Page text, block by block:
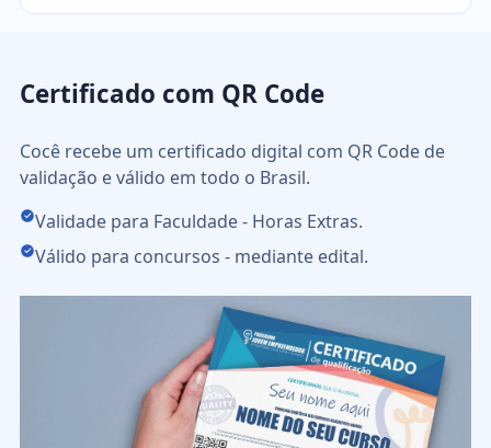
Certificado com QR Code
Cocê recebe um certificado digital com QR Code de
validação e válido em todo o Brasil.
Validade para Faculdade - Horas Extras.
Válido para concursos - mediante edital.